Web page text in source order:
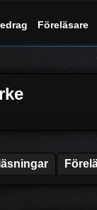
Föreläsare